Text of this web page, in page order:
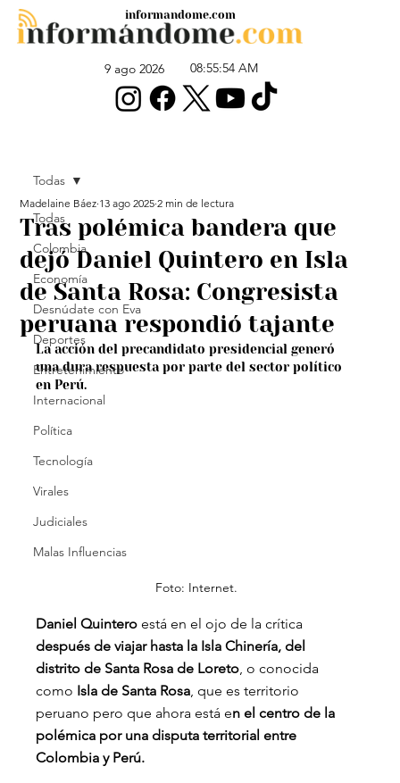
9 ago 2026 08:55:54 AM
informandome.com
Todas
Colombia
Economía
Desnúdate con Eva
Deportes
Entretenimiento
Internacional
Política
Tecnología
Virales
Judiciales
Malas Influencias
Todas
Tras polémica bandera que
dejó Daniel Quintero en Isla
de Santa Rosa: Congresista
peruana respondió tajante
Madelaine Báez 13 ago 2025 2 min de lectura
La acción del precandidato presidencial generó
una dura respuesta por parte del sector político
en Perú.
Foto: Internet.
Daniel Quintero está en el ojo de la crítica
después de viajar hasta la Isla Chinería, del
distrito de Santa Rosa de Loreto , o conocida
como Isla de Santa Rosa , que es territorio
peruano pero que ahora está en el centro de la
polémica por una disputa territorial entre
Colombia y Perú.